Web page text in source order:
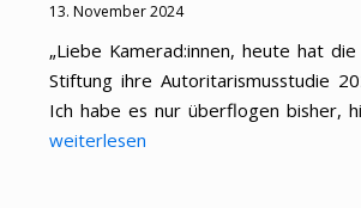
13. November 2024
„Liebe Kamerad:innen, heute hat
Stiftung ihre Autoritarismusstudie
Ich habe es nur überflogen bisher,
weiterlesen